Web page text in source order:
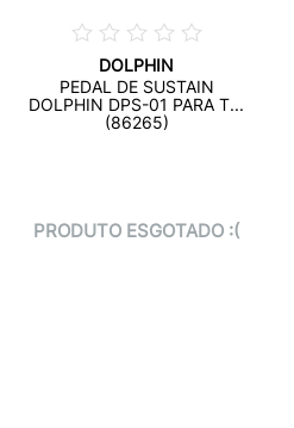
DOLPHIN
PEDAL DE SUSTAIN
DOLPHIN DPS-01 PARA T...
(86265)
PRODUTO ESGOTADO :(